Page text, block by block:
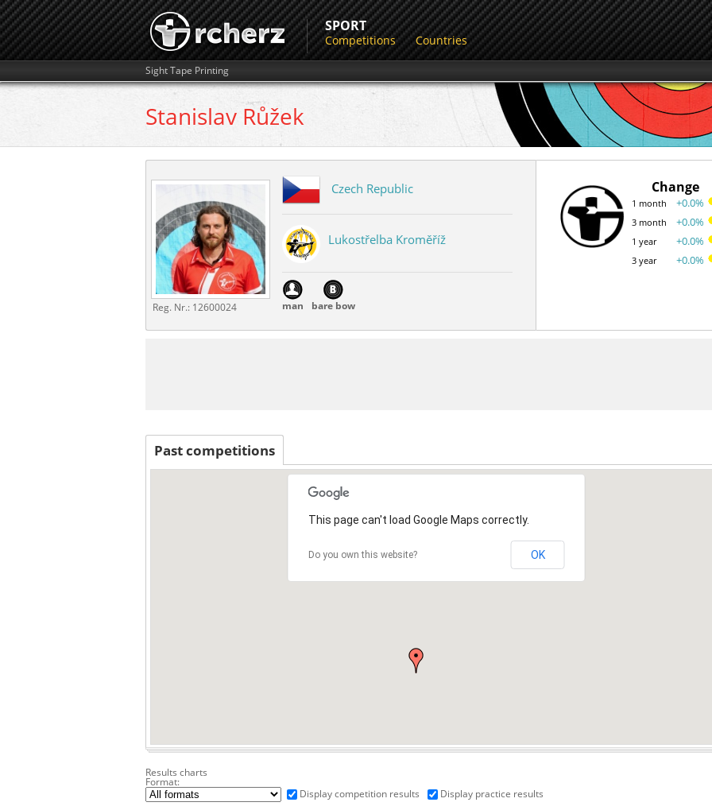
SPORT
Competitions Countries
Sight Tape Printing
Stanislav Růžek
Reg. Nr.: 12600024
Czech Republic
Lukostřelba Kroměříž
man bare bow
Change
1 month
3 month
1 year
3 year
+0.0%
+0.0%
+0.0%
+0.0%
Past competitions
This page can't load Google Maps correctly.
Do you own this website? OK
Results charts
Format:
Display competition results
Display practice results